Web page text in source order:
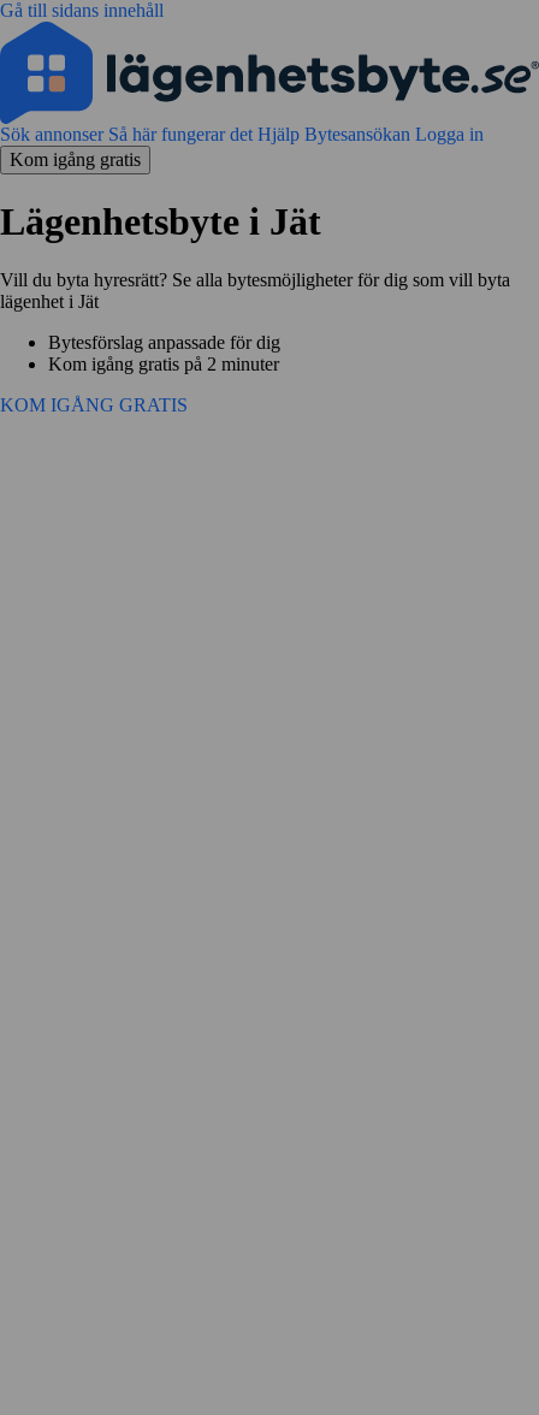
Gå till sidans innehåll
Sök annonser Så här fungerar det Hjälp Bytesansökan Logga in
Kom igång gratis
Lägenhetsbyte i Jät
Vill du byta hyresrätt? Se alla bytesmöjligheter för dig som vill byta
lägenhet i Jät
Bytesförslag anpassade för dig
Kom igång gratis på 2 minuter
KOM IGÅNG GRATIS